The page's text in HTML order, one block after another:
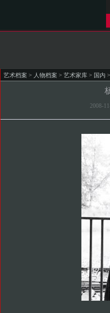
艺术档案 > 人物档案 > 艺术家库 > 国内
2008-